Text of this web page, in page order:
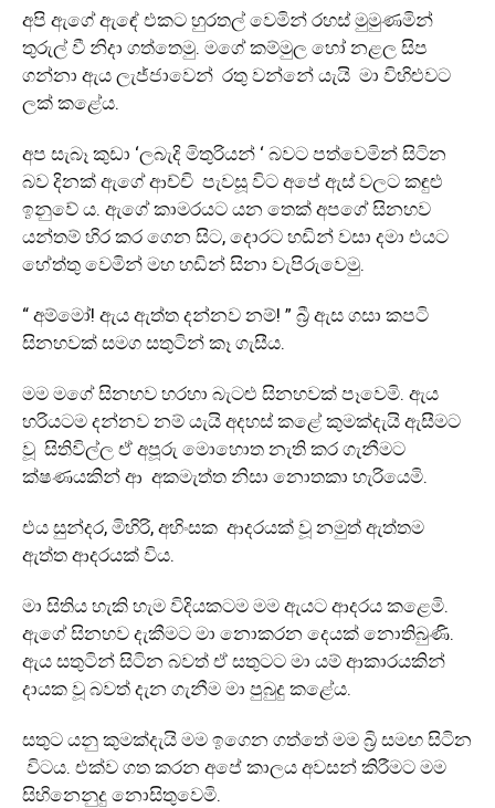
අපි ඇගේ ඇඳේ එකට හුරතල් වෙමින් රහස් මුමුණමින්
තුරුල් වී නිදා ගත්තෙමු. මගේ කම්මුල හෝ නළල සිප
ගන්නා ඇය ලැජ්ජාවෙන් රතු වන්නේ යැයි මා විහිළුවට
ලක් කළේය.
අප සැබෑ කුඩා ‘ලබැදි මිතුරියන් ‘ බවට පත්වෙමින් සිටින
බව දිනක් ඇගේ ආච්චි පැවසූ විට අපේ ඇස් වලට කඳුළු
ඉනුවේ ය. ඇගේ කාමරයට යන තෙක් අපගේ සිනහව
යන්තම් හිර කර ගෙන සිට, දොරට හඩින් වසා දමා එයට
හේත්තු වෙමින් මහ හඩින් සිනා වැපිරුවෙමු.
“ අම්මෝ! ඇය ඇත්ත දන්නව නම්! ” බ්‍රී ඇස ගසා කපටි
සිනහවක් සමග සතුටින් කෑ ගැසීය.
මම මගේ සිනහව හරහා බැටළු සිනහවක් පෑවෙමි. ඇය
හරියටම දන්නව නම් යැයි අදහස් කළේ කුමක්දැයි ඇසීමට
වූ සිතිවිල්ල ඒ අපූරු මොහොත නැති කර ගැනීමට
ක්ෂණයකින් ආ අකමැත්ත නිසා නොතකා හැරියෙමි.
එය සුන්දර, මිහිරි, අහිංසක ආදරයක් වූ නමුත් ඇත්තම
ඇත්ත ආදරයක් විය.
මා සිතිය හැකි හැම විදියකටම මම ඇයට ආදරය කළෙමි.
ඇගේ සිනහව දැකීමට මා නොකරන දෙයක් නොතිබුණි.
ඇය සතුටින් සිටින බවත් ඒ සතුටට මා යම් ආකාරයකින්
දායක වූ බවත් දැන ගැනීම මා පුබුදු කළේය.
‍සතුට යනු කුමක්දැයි මම ඉගෙන ගත්තේ මම බ්‍රි සමඟ සිටින
විටය. එක්ව ගත කරන අපේ කාලය අවසන් කිරීමට මම
සිහිනෙනුදු නොසිතුවෙමි.